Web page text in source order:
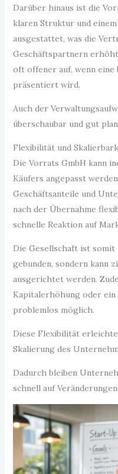
Darüber hinaus ist die
klaren Struktur und
ausgestattet, was die
Geschäftspartnern
oft offener auf, wenn eine
präsentiert wird.
Auch der
überschaubar und gut
Flexibilität und
Die Vorrats GmbH kann
Käufers angepasst
Geschäftsanteile und
nach der Übernahme
schnelle Reaktion auf
Die Gesellschaft ist
gebunden, sondern kann
ausgerichtet werden.
Kapitalerhöhung oder
problemlos möglich.
Diese Flexibilität
Skalierung des
Dadurch bleiben
schnell auf